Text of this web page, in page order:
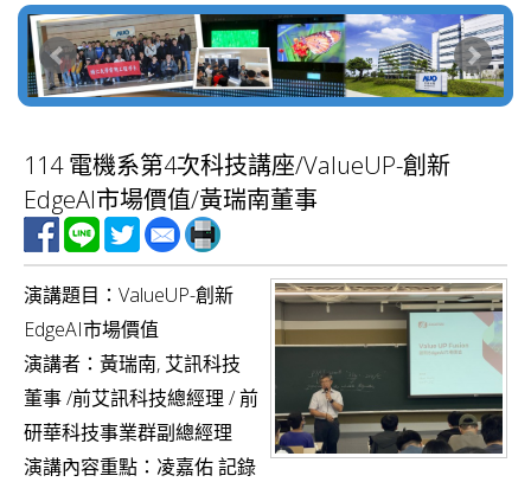
g
g
l
v
i
t
i
114 電機系第4次科技講座/ValueUP-創新
EdgeAI市場價值/黃瑞南董事
演講題目：ValueUP-創新
EdgeAI市場價值
演講者：黃瑞南, 艾訊科技
董事 /前艾訊科技總經理 / 前
研華科技事業群副總經理
演講內容重點：凌嘉佑 記錄